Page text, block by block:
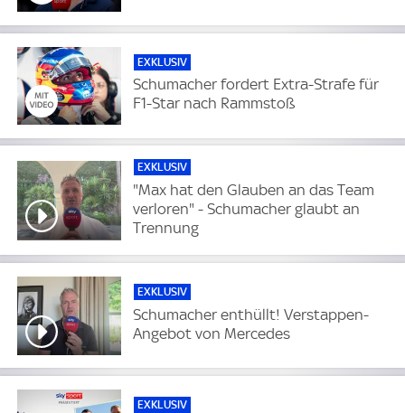
EXKLUSIV
Schumacher fordert Extra-Strafe für
F1-Star nach Rammstoß
EXKLUSIV
"Max hat den Glauben an das Team
verloren" - Schumacher glaubt an
Trennung
EXKLUSIV
Schumacher enthüllt! Verstappen-
Angebot von Mercedes
EXKLUSIV